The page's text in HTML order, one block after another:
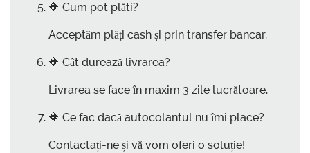
🔶 Cum pot plăti?
Acceptăm plăți cash și prin transfer bancar.
🔶 Cât durează livrarea?
Livrarea se face în maxim 3 zile lucrătoare.
🔶 Ce fac dacă autocolantul nu îmi place?
Contactați-ne și vă vom oferi o soluție!